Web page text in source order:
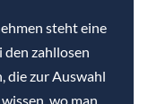
steht eine
den zahllosen
die zur Auswahl
wo man